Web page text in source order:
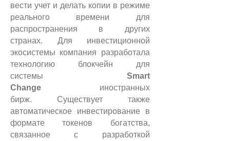
вести учет и делать копии в режиме
реального времени для
распространения в других
странах. Для инвестиционной
экосистемы компания разработала
технологию блокчейн для
системы Smart
Change иностранных
бирж. Существует также
автоматическое инвестирование в
формате токенов богатства,
связанное с разработкой